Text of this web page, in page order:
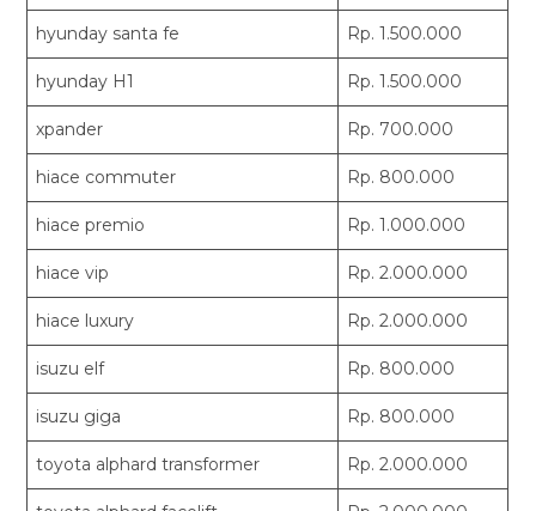
hyunday santa fe Rp. 1.500.000
hyunday H1 Rp. 1.500.000
xpander Rp. 700.000
hiace commuter Rp. 800.000
hiace premio Rp. 1.000.000
hiace vip Rp. 2.000.000
hiace luxury Rp. 2.000.000
isuzu elf Rp. 800.000
isuzu giga Rp. 800.000
toyota alphard transformer Rp. 2.000.000